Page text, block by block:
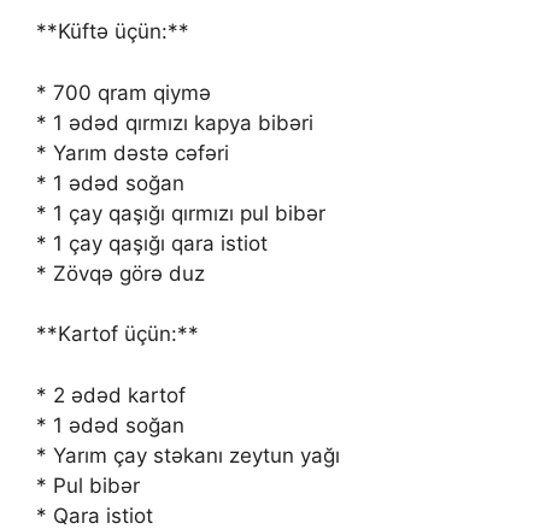
**Küftə üçün:**
* 700 qram qiymə
* 1 ədəd qırmızı kapya bibəri
* Yarım dəstə cəfəri
* 1 ədəd soğan
* 1 çay qaşığı qırmızı pul bibər
* 1 çay qaşığı qara istiot
* Zövqə görə duz
**Kartof üçün:**
* 2 ədəd kartof
* 1 ədəd soğan
* Yarım çay stəkanı zeytun yağı
* Pul bibər
* Qara istiot